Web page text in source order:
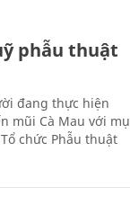
phẫu thuật
đang thực hiện
mũi Cà Mau với
chức Phẫu thuật